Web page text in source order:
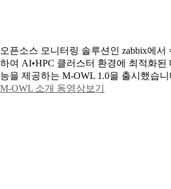
오픈소스 모니터링 솔루션인 zabbix에서
하여 AI•HPC 클러스터 환경에 최적화된
능을 제공하는 M-OWL 1.0을 출시했습니
M-OWL 소개 동영상보기